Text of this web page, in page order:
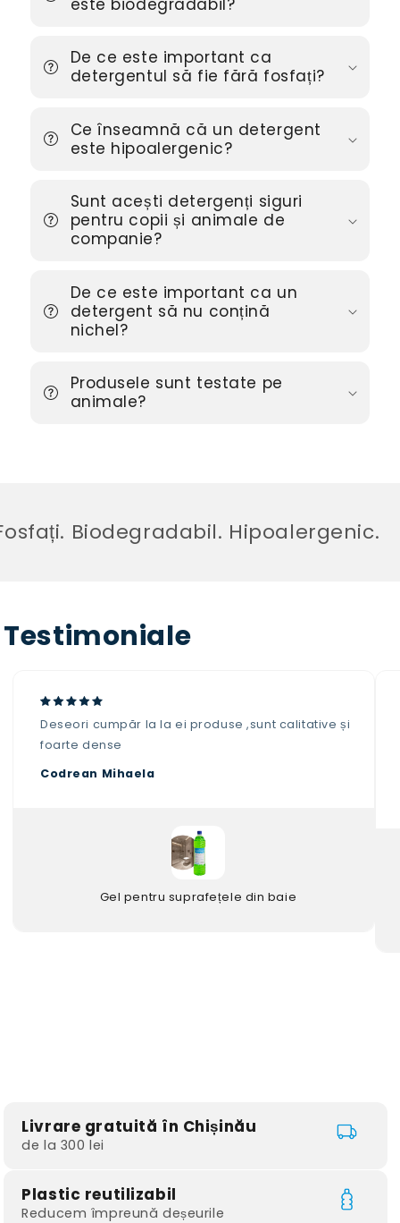
De ce este important ca
detergentul să fie fără fosfați?
Ce înseamnă că un detergent
este hipoalergenic?
Sunt acești detergenți siguri
pentru copii și animale de
companie?
De ce este important ca un
detergent să nu conțină
nichel?
Produsele sunt testate pe
animale?
Biodegradabil. Hipoalergenic.
Testimoniale
Deseori cumpăr la la ei produse ,sunt calitative și
foarte dense
Codrean Mihaela
Gel pentru suprafețele din baie
Livrare gratuită în Chișinău
de la 300 lei
Plastic reutilizabil
Reducem împreună deșeurile